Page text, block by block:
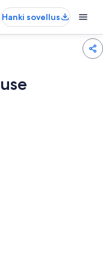
Hanki sovellus